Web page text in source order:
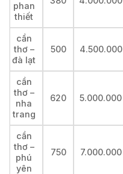
phan
thiết
cần
thơ –
đà lạt
500 4.500.000
cần
thơ –
nha
trang
620 5.000.000
cần
thơ –
phú
yên
750 7.000.000